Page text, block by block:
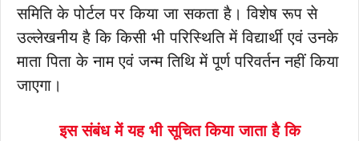
समिति के पोर्टल पर किया जा सकता है। विशेष रूप से
उल्लेखनीय है कि किसी भी परिस्थिति में विद्यार्थी एवं उनके
माता पिता के नाम एवं जन्म तिथि में पूर्ण परिवर्तन नहीं किया
जाएगा।
इस संबंध में यह भी सूचित किया जाता है कि